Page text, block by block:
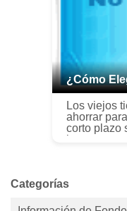
¿Cómo
Los viejos
ahorrar
corto plazo
la gente no
Categorías